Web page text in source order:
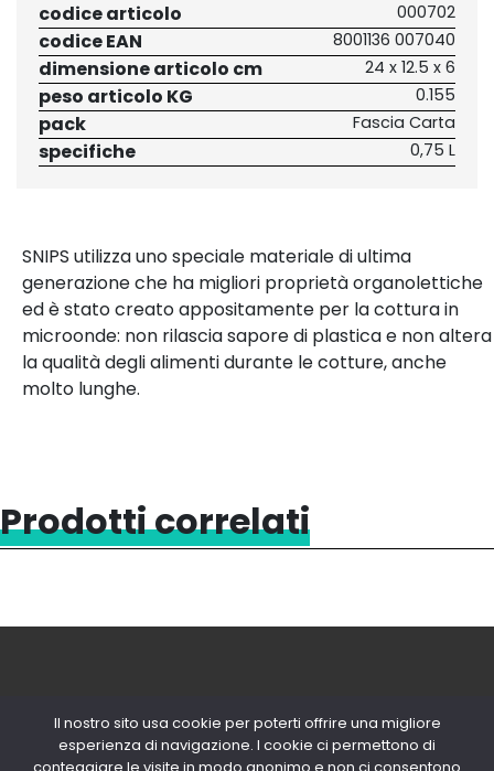
codice articolo
000702
codice EAN 8001136 007040
dimensione articolo cm 24 x 12.5 x 6
peso articolo KG 0.155
pack Fascia Carta
specifiche 0,75 L
SNIPS utilizza uno speciale materiale di ultima
generazione che ha migliori proprietà organolettiche
ed è stato creato appositamente per la cottura in
microonde: non rilascia sapore di plastica e non altera
la qualità degli alimenti durante le cotture, anche
molto lunghe.
Prodotti correlati
Il nostro sito usa cookie per poterti offrire una migliore
esperienza di navigazione. I cookie ci permettono di